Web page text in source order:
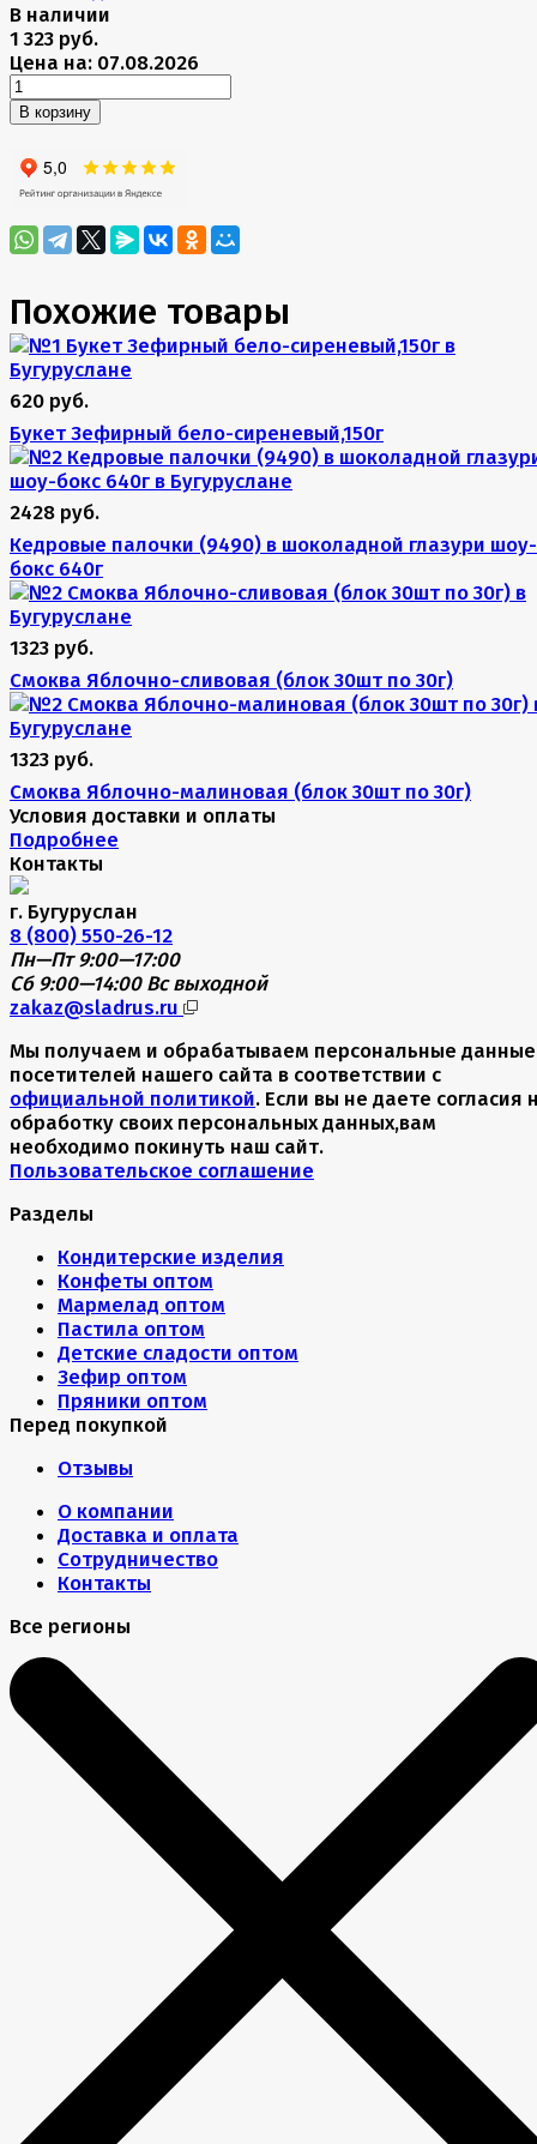
В наличии
1 323 руб.
Цена на: 07.08.2026
В корзину
Похожие товары
620 руб.
Букет Зефирный бело-сиреневый,150г
2428 руб.
Кедровые палочки (9490) в шоколадной глазури шоу-
бокс 640г
1323 руб.
Смоква Яблочно-сливовая (блок 30шт по 30г)
1323 руб.
Смоква Яблочно-малиновая (блок 30шт по 30г)
Условия доставки и оплаты
Подробнее
Контакты
г. Бугуруслан
8 (800) 550-26-12
Пн—Пт 9:00—17:00
Сб 9:00—14:00 Вс выходной
zakaz@sladrus.ru
Мы получаем и обрабатываем персональные данные
посетителей нашего сайта в соответствии с
официальной политикой. Если вы не даете согласия
обработку своих персональных данных,вам
необходимо покинуть наш сайт.
Пользовательское соглашение
Разделы
Кондитерские изделия
Конфеты оптом
Мармелад оптом
Пастила оптом
Детские сладости оптом
Зефир оптом
Пряники оптом
Перед покупкой
Отзывы
О компании
Доставка и оплата
Сотрудничество
Контакты
Все регионы